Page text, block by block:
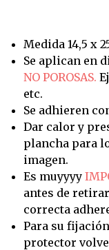
Medida 14,5 x
Se aplican en
NO POROSAS.
etc.
Se adhieren
Dar calor y
plancha para
imagen.
Es muyyyy
antes de
correcta
Para su
protector